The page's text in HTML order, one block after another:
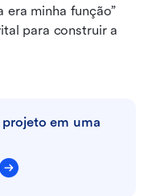
era minha função”
para construir a
em uma